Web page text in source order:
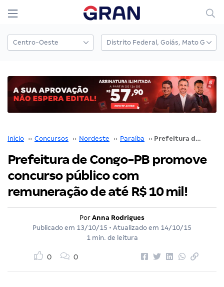
Início ›› Concursos ›› Nordeste ›› Paraíba ›› Prefeitura de Congo-PB promove concurso público com remuneração de até R$ 10 mil!
Prefeitura de Congo-PB promove
concurso público com
remuneração de até R$ 10 mil!
Por Anna Rodrigues
Publicado em 13/10/15 • Atualizado em 14/10/15
1 min. de leitura
0 0